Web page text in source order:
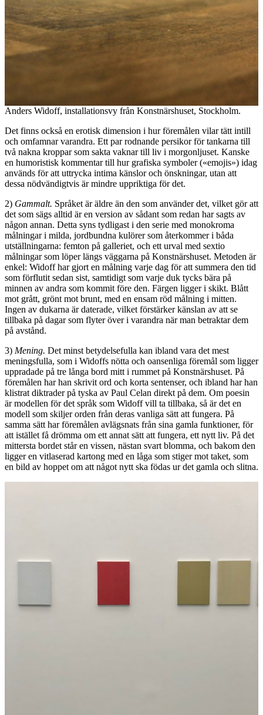
Anders Widoff, installationsvy från Konstnärshuset, Stockholm.
Det finns också en erotisk dimension i hur föremålen vilar tätt intill
och omfamnar varandra. Ett par rodnande persikor för tankarna till
två nakna kroppar som sakta vaknar till liv i morgonljuset. Kanske
en humoristisk kommentar till hur grafiska symboler («emojis») idag
används för att uttrycka intima känslor och önskningar, utan att
dessa nödvändigtvis är mindre uppriktiga för det.
2) Gammalt. Språket är äldre än den som använder det, vilket gör att
det som sägs alltid är en version av sådant som redan har sagts av
någon annan. Detta syns tydligast i den serie med monokroma
målningar i milda, jordbundna kulörer som återkommer i båda
utställningarna: femton på galleriet, och ett urval med sextio
målningar som löper längs väggarna på Konstnärshuset. Metoden är
enkel: Widoff har gjort en målning varje dag för att summera den tid
som förflutit sedan sist, samtidigt som varje duk tycks bära på
minnen av andra som kommit före den. Färgen ligger i skikt. Blått
mot grått, grönt mot brunt, med en ensam röd målning i mitten.
Ingen av dukarna är daterade, vilket förstärker känslan av att se
tillbaka på dagar som flyter över i varandra när man betraktar dem
på avstånd.
3) Mening. Det minst betydelsefulla kan ibland vara det mest
meningsfulla, som i Widoffs nötta och oansenliga föremål som ligger
uppradade på tre långa bord mitt i rummet på Konstnärshuset. På
föremålen har han skrivit ord och korta sentenser, och ibland har han
klistrat diktrader på tyska av Paul Celan direkt på dem. Om poesin
är modellen för det språk som Widoff vill ta tillbaka, så är det en
modell som skiljer orden från deras vanliga sätt att fungera. På
samma sätt har föremålen avlägsnats från sina gamla funktioner, för
att istället få drömma om ett annat sätt att fungera, ett nytt liv. På det
mittersta bordet står en vissen, nästan svart blomma, och bakom den
ligger en vitlaserad kartong med en låga som stiger mot taket, som
en bild av hoppet om att något nytt ska födas ur det gamla och slitna.